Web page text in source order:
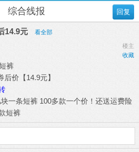
回复
综合线报
14.9元
看全部
楼主
收藏
裤
后价【14.9元】
块一条短裤 100多款一个价！还送运费险
短裤